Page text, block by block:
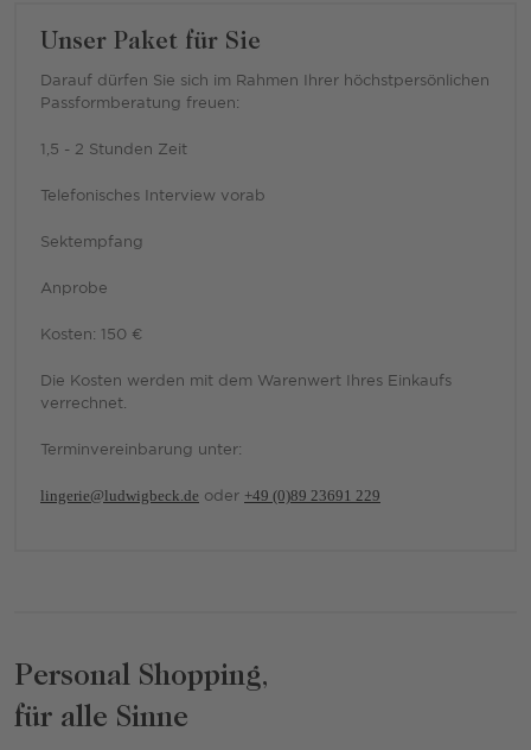
Unser Paket für Sie
Darauf dürfen Sie sich im Rahmen Ihrer höchstpersönlichen
Passformberatung freuen:
1,5 - 2 Stunden Zeit
Telefonisches Interview vorab
Sektempfang
Anprobe
Kosten: 150 €
Die Kosten werden mit dem Warenwert Ihres Einkaufs
verrechnet.
Terminvereinbarung unter:
lingerie@ludwigbeck.de oder +49 (0)89 23691 229
Personal Shopping,
für alle Sinne